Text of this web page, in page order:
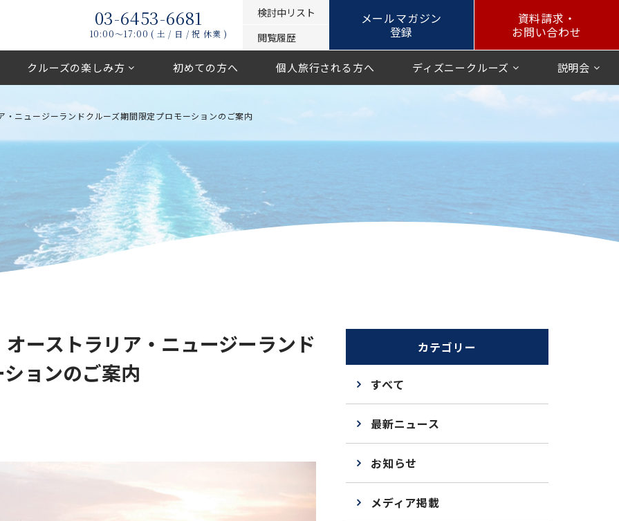
03-6453-6681
10:00〜17:00 ( 土 / 日 / 祝 休業 )
検討中リスト
閲覧履歴
メールマガジン
登録
資料請求・
お問い合わせ
クルーズの楽しみ方 初めての方へ 個人旅行される方へ ディズニークルーズ 説明会
・ニュージーランドクルーズ期間限定プロモーションのご案内
オーストラリア・ニュージーランド
ョンのご案内
カテゴリー
すべて
最新ニュース
お知らせ
メディア掲載